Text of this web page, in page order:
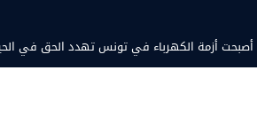
أصبحت أزمة الكهرباء في تونس تهدد الحق في